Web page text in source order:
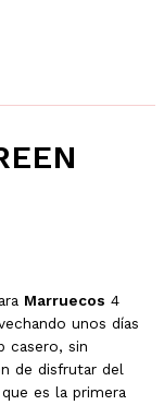
Marruecos 4
unos días
casero, sin
de disfrutar del
que es la primera